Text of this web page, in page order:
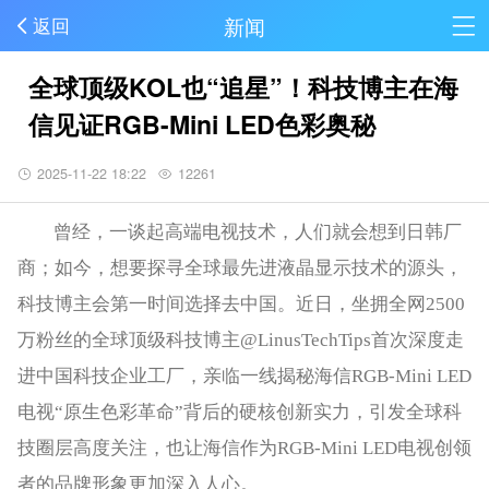
返回 新闻
全球顶级KOL也“追星”！科技博主在海
信见证RGB-Mini LED色彩奥秘
2025-11-22 18:22 12261
曾经，一谈起高端电视技术，人们就会想到日韩厂
商；如今，想要探寻全球最先进液晶显示技术的源头，
科技博主会第一时间选择去中国。近日，坐拥全网2500
万粉丝的全球顶级科技博主@LinusTechTips首次深度走
进中国科技企业工厂，亲临一线揭秘海信RGB-Mini LED
电视“原生色彩革命”背后的硬核创新实力，引发全球科
技圈层高度关注，也让海信作为RGB-Mini LED电视创领
者的品牌形象更加深入人心。